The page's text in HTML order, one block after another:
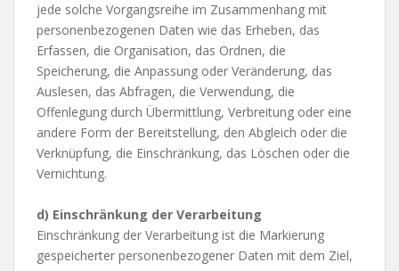
jede solche Vorgangsreihe im Zusammenhang mit
personenbezogenen Daten wie das Erheben, das
Erfassen, die Organisation, das Ordnen, die
Speicherung, die Anpassung oder Veränderung, das
Auslesen, das Abfragen, die Verwendung, die
Offenlegung durch Übermittlung, Verbreitung oder eine
andere Form der Bereitstellung, den Abgleich oder die
Verknüpfung, die Einschränkung, das Löschen oder die
Vernichtung.
d) Einschränkung der Verarbeitung
Einschränkung der Verarbeitung ist die Markierung
gespeicherter personenbezogener Daten mit dem Ziel,